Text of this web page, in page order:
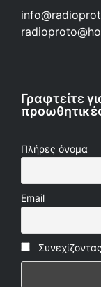
Γραφτείτε
Πλήρες όνομα
Email